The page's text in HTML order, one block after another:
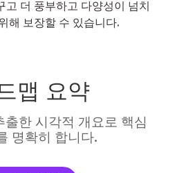
고 더 풍부하고 다양성이 넘치
해 보장할 수 있습니다.
맵 요약
한 시각적 개요로 핵심
명확히 합니다.